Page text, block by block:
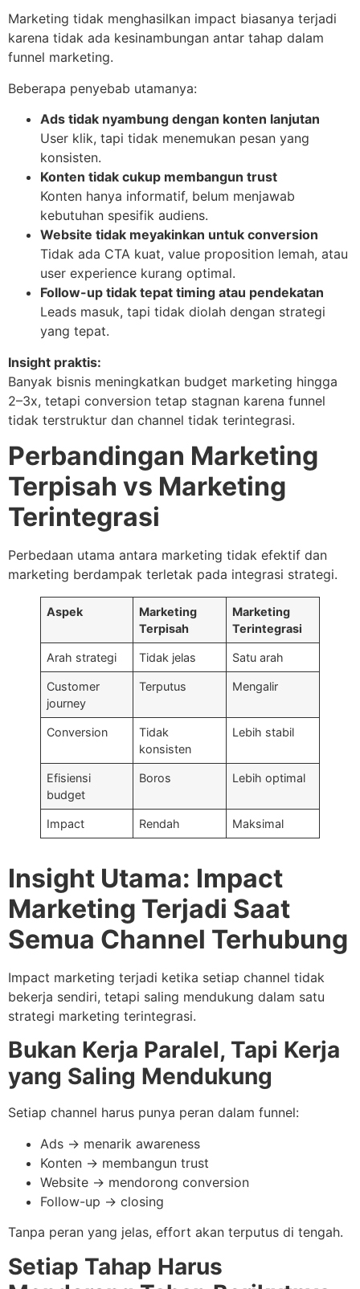
Marketing tidak menghasilkan impact biasanya terjadi
karena tidak ada kesinambungan antar tahap dalam
funnel marketing.
Beberapa penyebab utamanya:
Ads tidak nyambung dengan konten lanjutan
User klik, tapi tidak menemukan pesan yang
konsisten.
Konten tidak cukup membangun trust
Konten hanya informatif, belum menjawab
kebutuhan spesifik audiens.
Website tidak meyakinkan untuk conversion
Tidak ada CTA kuat, value proposition lemah, atau
user experience kurang optimal.
Follow-up tidak tepat timing atau pendekatan
Leads masuk, tapi tidak diolah dengan strategi
yang tepat.
Insight praktis:
Banyak bisnis meningkatkan budget marketing hingga
2–3x, tetapi conversion tetap stagnan karena funnel
tidak terstruktur dan channel tidak terintegrasi.
Perbandingan Marketing
Terpisah vs Marketing
Terintegrasi
Perbedaan utama antara marketing tidak efektif dan
marketing berdampak terletak pada integrasi strategi.
Aspek
Marketing
Terpisah
Marketing
Terintegrasi
Arah strategi Tidak jelas Satu arah
Customer
journey
Terputus Mengalir
Conversion
Tidak
konsisten
Lebih stabil
Efisiensi
budget
Boros Lebih optimal
Impact Rendah Maksimal
Insight Utama: Impact
Marketing Terjadi Saat
Semua Channel Terhubung
Impact marketing terjadi ketika setiap channel tidak
bekerja sendiri, tetapi saling mendukung dalam satu
strategi marketing terintegrasi.
Bukan Kerja Paralel, Tapi Kerja
yang Saling Mendukung
Setiap channel harus punya peran dalam funnel:
Ads → menarik awareness
Konten → membangun trust
Website → mendorong conversion
Follow-up → closing
Tanpa peran yang jelas, effort akan terputus di tengah.
Setiap Tahap Harus